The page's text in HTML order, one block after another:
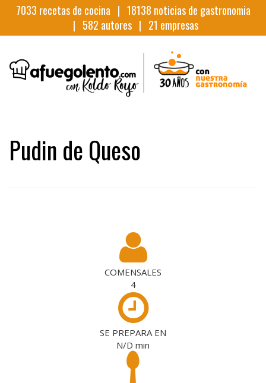
7033 recetas de cocina | 18138 noticias de gastronomia
| 582 autores | 21 empresas
Pudin de Queso
COMENSALES
4
SE PREPARA EN
N/D min